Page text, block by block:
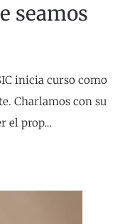
seamos
inicia curso como
Charlamos con su
el prop…